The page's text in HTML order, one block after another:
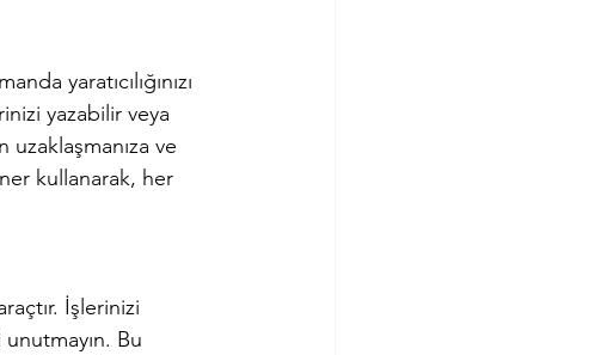
yaratıcılığınızı
yazabilir veya
ve
kullanarak, her
İşlerinizi
Bu